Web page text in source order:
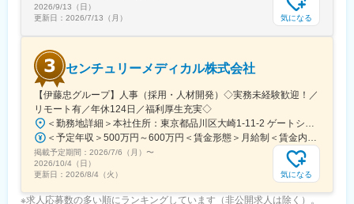
2026/9/13（日）
更新日： 2026/7/13（月） 気になる
センチュリーメディカル株式会社
【伊藤忠グループ】人事（採用・人材開発）◇実務未経験歓迎！／
リモート有／年休124日／福利厚生充実◇
＜勤務地詳細＞本社住所：東京都品川区大崎1-11-2 ゲートシティ大崎イーストタワー22Ｆ勤務地最寄駅：JR山手線／大崎駅受動喫煙対策：屋内全面禁煙変更の範囲：会社の定める事業所（リモートワーク含む）
＜予定年収＞500万円～600万円＜賃金形態＞月給制＜賃金内訳＞月額（基本給）：300,000円～350,000円＜月給＞300,000円～350,000円＜昇給有無＞有＜残業手当＞有＜給与補足＞上記年収は、あくまで目安であり、前職・経験を考慮し検討させて頂きます。■昇給：あり■賞与：あり※会社業績と個人業績に応じて算定されます。賃金はあくまでも目安の金額であり、選考を通じて上下する可能性があります。月給(月額)は固定手当を含めた表記です。
掲載予定期間： 2026/7/6（月） 〜
2026/10/4（日）
更新日： 2026/8/4（火） 気になる
※求人応募数の多い順にランキングしています（非公開求人は除く）。